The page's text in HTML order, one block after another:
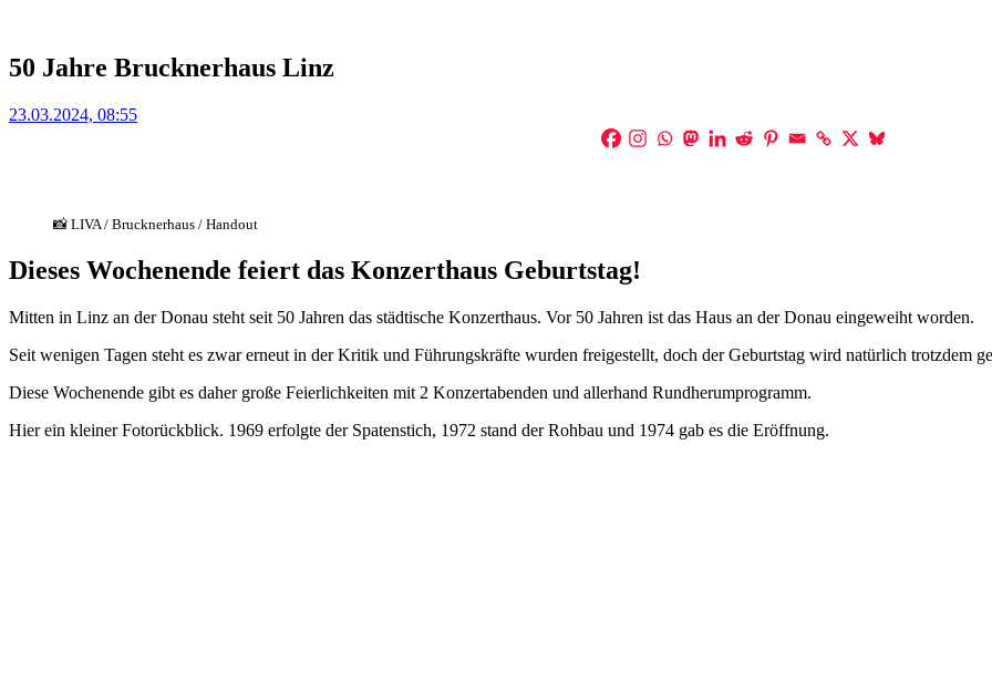
50 Jahre Brucknerhaus Linz
Posted
23.03.2024, 08:55
📸 LIVA / Brucknerhaus / Handout
Dieses Wochenende feiert das Konzerthaus Geburtstag!
Mitten in Linz an der Donau steht seit 50 Jahren das städtische Konzerthaus. Vor 50 Jahren ist das Haus an der Donau eingeweiht worden.
Seit wenigen Tagen steht es zwar erneut in der Kritik und Führungskräfte wurden freigestellt, doch der Geburtstag wird natürlich trotzdem
Diese Wochenende gibt es daher große Feierlichkeiten mit 2 Konzertabenden und allerhand Rundherumprogramm.
Hier ein kleiner Fotorückblick. 1969 erfolgte der Spatenstich, 1972 stand der Rohbau und 1974 gab es die Eröffnung.